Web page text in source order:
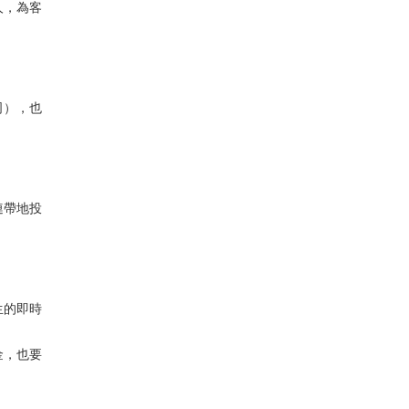
為客
），也
帶地投
的即時
，也要